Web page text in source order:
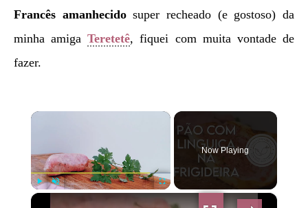
Francês amanhecidosuper recheado (e gostoso) da
minha amigaTeretetê, fiquei com muita vontade de
fazer.
×
Now Playing
×